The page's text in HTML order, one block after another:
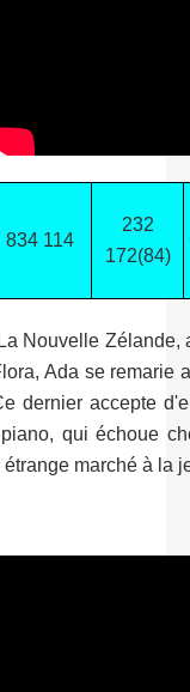
834 114
232
172(84)
La Nouvelle Zélande,
Ada se remarie
dernier accepte
qui échoue
marché à la